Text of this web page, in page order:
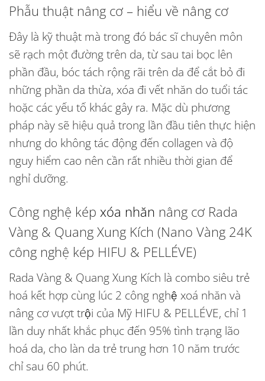
Phẫu thuật nâng cơ – hiểu về nâng cơ
Đây là kỹ thuật mà trong đó bác sĩ chuyên môn
sẽ rạch một đường trên da, từ sau tai bọc lên
phần đầu, bóc tách rộng rãi trên da để cắt bỏ đi
những phần da thừa, xóa đi vết nhăn do tuổi tác
hoặc các yếu tố khác gây ra. Mặc dù phương
pháp này sẽ hiệu quả trong lần đầu tiên thực hiện
nhưng do không tác động đến collagen và độ
nguy hiểm cao nên cần rất nhiều thời gian để
nghỉ dưỡng.
Công nghệ kép xóa nhăn nâng cơ Rada
Vàng & Quang Xung Kích (Nano Vàng 24K
công nghệ kép HIFU & PELLÉVE)
Rada Vàng & Quang Xung Kích là combo siêu trẻ
hoá kết hợp cùng lúc 2 công nghệ xoá nhăn và
nâng cơ vượt trội của Mỹ HIFU & PELLÉVE, chỉ 1
lần duy nhất khắc phục đến 95% tình trạng lão
hoá da, cho làn da trẻ trung hơn 10 năm trước
chỉ sau 60 phút.